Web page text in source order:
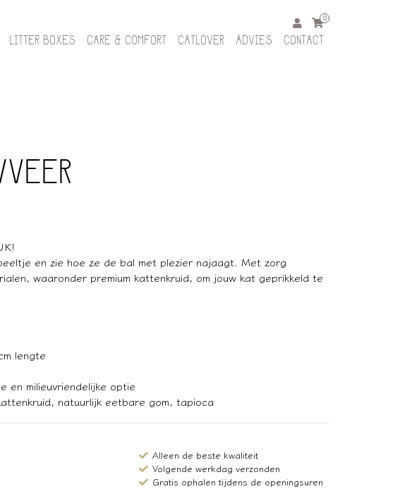
0
LITTER BOXES CARE & COMFORT CATLOVER ADVIES CONTACT
en zie hoe ze de bal met plezier najaagt. Met zorg
waaronder premium kattenkruid, om jouw kat geprikkeld te
lengte
en milieuvriendelijke optie
natuurlijk eetbare gom, tapioca
Alleen de beste kwaliteit
Volgende werkdag verzonden
Gratis ophalen tijdens de openingsuren